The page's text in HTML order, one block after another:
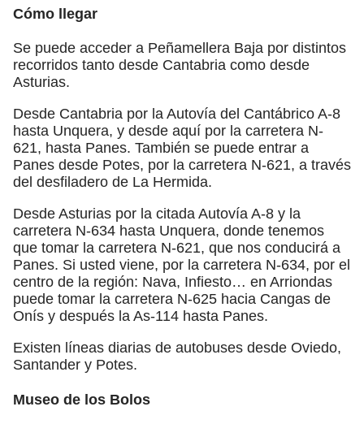
Cómo llegar
Se puede acceder a Peñamellera Baja por distintos
recorridos tanto desde Cantabria como desde
Asturias.
Desde Cantabria por la Autovía del Cantábrico A-8
hasta Unquera, y desde aquí por la carretera N-
621, hasta Panes. También se puede entrar a
Panes desde Potes, por la carretera N-621, a través
del desfiladero de La Hermida.
Desde Asturias por la citada Autovía A-8 y la
carretera N-634 hasta Unquera, donde tenemos
que tomar la carretera N-621, que nos conducirá a
Panes. Si usted viene, por la carretera N-634, por el
centro de la región: Nava, Infiesto… en Arriondas
puede tomar la carretera N-625 hacia Cangas de
Onís y después la As-114 hasta Panes.
Existen líneas diarias de autobuses desde Oviedo,
Santander y Potes.
Museo de los Bolos